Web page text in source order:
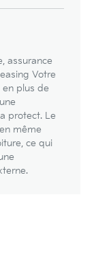
assurance
Votre
plus de
protect. Le
même
ce qui